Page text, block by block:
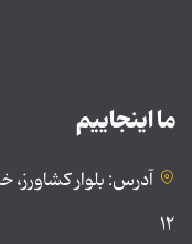
ما اینجاییم
آدرس: بلوار
۱۲